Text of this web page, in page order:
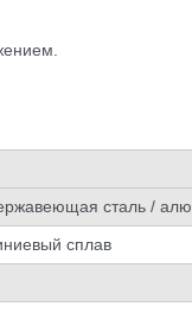
сталь /
сплав